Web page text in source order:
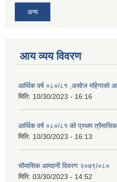
अन्य
आय व्यय विवरण
आर्थिक वर्ष ०८०/८१ ,असोज महिनाको
मिति: 10/30/2023 - 16:16
आर्थिक वर्ष ०८०/८१ को प्रथम
मिति: 10/30/2023 - 16:13
चौमासिक आम्दानी विवरण २०७९/०८०
मिति: 03/30/2023 - 14:52